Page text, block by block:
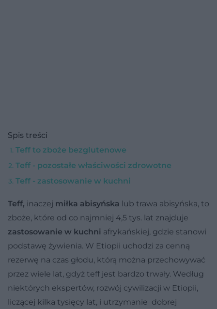
Spis treści
Teff to zboże bezglutenowe
Teff - pozostałe właściwości zdrowotne
Teff - zastosowanie w kuchni
Teff, inaczej miłka abisyńska lub trawa abisyńska, to
zboże, które od co najmniej 4,5 tys. lat znajduje
zastosowanie w kuchni afrykańskiej, gdzie stanowi
podstawę żywienia. W Etiopii uchodzi za cenną
rezerwę na czas głodu, którą można przechowywać
przez wiele lat, gdyż teff jest bardzo trwały. Według
niektórych ekspertów, rozwój cywilizacji w Etiopii,
liczącej kilka tysięcy lat, i utrzymanie dobrej